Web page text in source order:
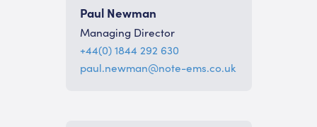
Paul Newman
Managing Director
+44(0) 1844 292 630
paul.newman@note-ems.co.uk